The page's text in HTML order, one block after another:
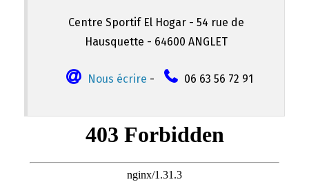
Centre Sportif El Hogar - 54 rue de
Hausquette - 64600 ANGLET
Nous écrire - 06 63 56 72 91